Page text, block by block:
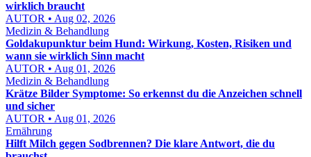
wirklich braucht
AUTOR • Aug 02, 2026
Medizin & Behandlung
Goldakupunktur beim Hund: Wirkung, Kosten, Risiken und
wann sie wirklich Sinn macht
AUTOR • Aug 01, 2026
Medizin & Behandlung
Krätze Bilder Symptome: So erkennst du die Anzeichen schnell
und sicher
AUTOR • Aug 01, 2026
Ernährung
Hilft Milch gegen Sodbrennen? Die klare Antwort, die du